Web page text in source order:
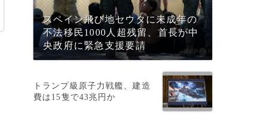
スペイン飛び地セウタに未成年の
不法移民1000人超残留、首長が中
央政府に緊急支援要請
トランプ級原子力戦艦、建造
費は15隻で43兆円か